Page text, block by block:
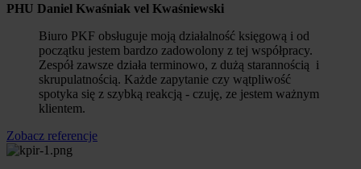
PHU Daniel Kwaśniak vel Kwaśniewski
Biuro PKF obsługuje moją działalność księgową i od
początku jestem bardzo zadowolony z tej współpracy.
Zespół zawsze działa terminowo, z dużą starannością i
skrupulatnością. Każde zapytanie czy wątpliwość
spotyka się z szybką reakcją - czuję, ze jestem ważnym
klientem.
Zobacz referencje